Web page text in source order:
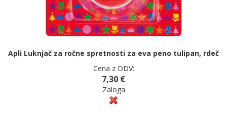
Apli Luknjač za ročne spretnosti za eva peno tulipan, rdeč
Cena z DDV:
7,30 €
Zaloga